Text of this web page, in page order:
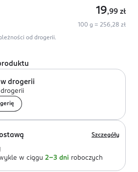
19,99 zł
100 g = 256,28 zł
od drogerii.
w drogerii
Szczegóły
w ciągu 2-3 dni roboczych